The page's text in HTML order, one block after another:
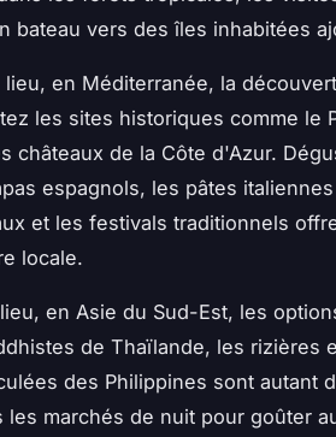
bateau vers des îles inhabitées
lieu, en Méditerranée, la
les sites historiques comme le
châteaux de la Côte d'Azur.
espagnols, les pâtes
et les festivals traditionnels
locale.
en Asie du Sud-Est, les
de Thaïlande, les rizières
des Philippines sont autant
les marchés de nuit pour goûter